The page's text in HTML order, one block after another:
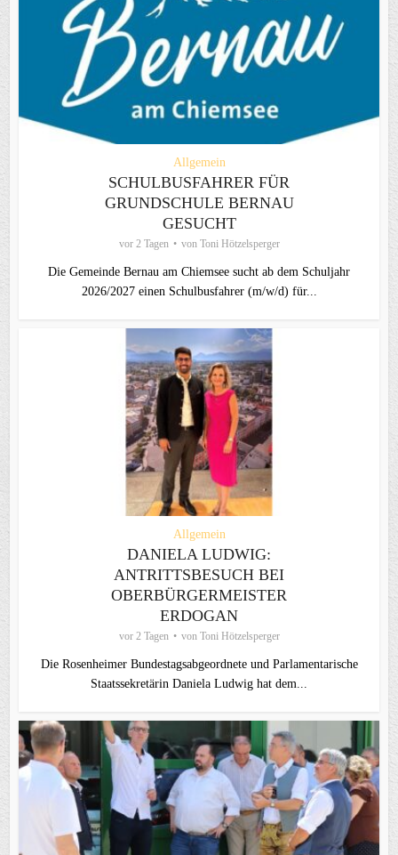
Allgemein
SCHULBUSFAHRER FÜR
GRUNDSCHULE BERNAU
GESUCHT
vor 2 Tagen von Toni Hötzelsperger
Die Gemeinde Bernau am Chiemsee sucht ab dem Schuljahr
2026/2027 einen Schulbusfahrer (m/w/d) für...
Allgemein
DANIELA LUDWIG:
ANTRITTSBESUCH BEI
OBERBÜRGERMEISTER
ERDOGAN
vor 2 Tagen von Toni Hötzelsperger
Die Rosenheimer Bundestagsabgeordnete und Parlamentarische
Staatssekretärin Daniela Ludwig hat dem...